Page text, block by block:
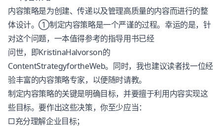
内容策略是为创建、传递以及管理高质量的内容而进行的整
体设计。①制定内容策略是一个严谨的过程。幸运的是，针
对这个问题，一本值得参考的指导用书已经
问世，即KristinaHalvorson的
ContentStrategyfortheWeb。同时，我也建议读者找一位经
验丰富的内容策略专家，以便随时请教。
制定内容策略的关键是明确目标，并要擅于利用内容实现这
些目标。要作出这些决策，你至少应当：
□充分理解企业目标；